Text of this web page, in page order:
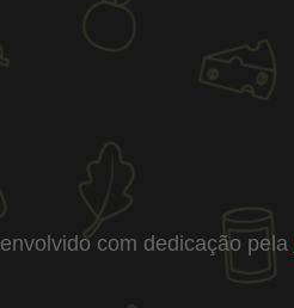
com dedicação pela